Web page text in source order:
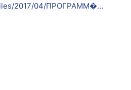
2017/04/ΠΡΟΓΡΑΜΜ�…